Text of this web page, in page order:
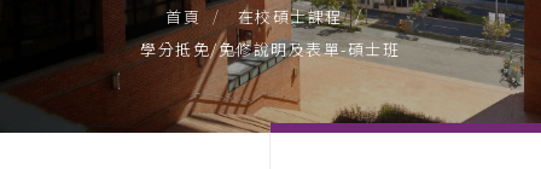
首頁
在校碩士課程
學分抵免/免修說明及表單-碩士班